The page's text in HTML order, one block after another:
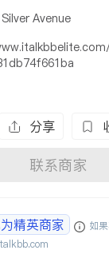
Avenue
分享
联系商家
精英商家
如